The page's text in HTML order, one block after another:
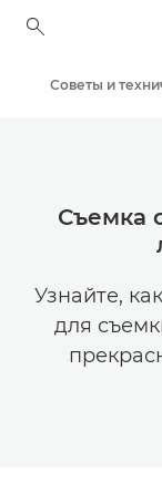
Съемка
Узнайте,
для